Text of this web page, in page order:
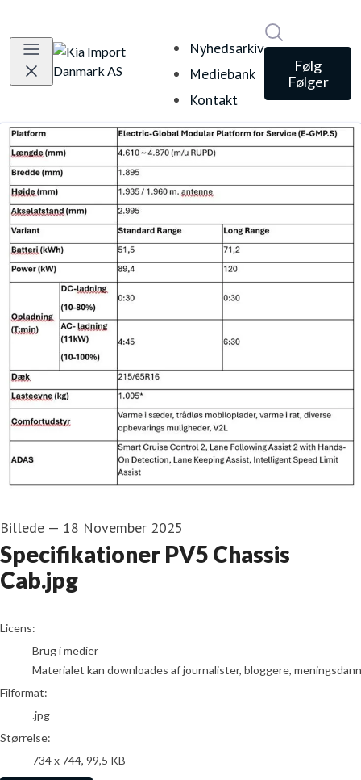
Nyhedsarkiv
Mediebank
Kontakt
Følg
Følger
Billede — 18 November 2025
Specifikationer PV5 Chassis
Cab.jpg
go to media item
Licens:
Brug i medier
Materialet kan downloades af journalister, bloggere,
Filformat:
.jpg
Størrelse:
734 x 744, 99,5 KB